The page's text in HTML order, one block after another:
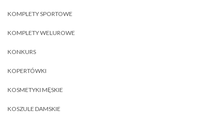
KOMPLETY SPORTOWE
KOMPLETY WELUROWE
KONKURS
KOPERTÓWKI
KOSMETYKI MĘSKIE
KOSZULE DAMSKIE